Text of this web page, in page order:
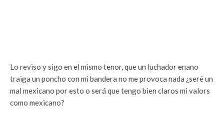
Lo reviso y sigo en el mismo tenor, que un luchador enano
traiga un poncho con mi bandera no me provoca nada ¿seré un
mal mexicano por esto o será que tengo bien claros mi valors
como mexicano?